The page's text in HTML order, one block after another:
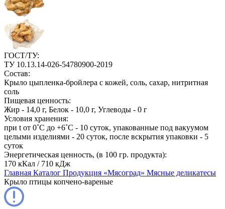
ГОСТ/ТУ:
ТУ 10.13.14-026-54780900-2019
Состав:
Крыло цыпленка-бройлера с кожей, соль, сахар, нитритная
соль
Пищевая ценность:
Жир - 14,0 г, Белок - 10,0 г, Углеводы - 0 г
Условия хранения:
при t от 0˚С до +6˚С - 10 суток, упакованные под вакуумом
целыми изделиями - 20 суток, после вскрытия упаковки - 5
суток
Энергетическая ценность, (в 100 гр. продукта):
170 кКал / 710 кДж
Главная Каталог Продукция «Мясоград» Мясные деликатесы
Крыло птицы копчено-вареные